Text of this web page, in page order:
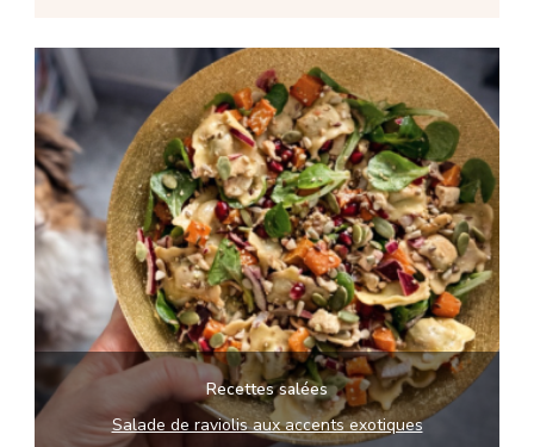
Recettes salées
Salade de raviolis aux accents exotiques